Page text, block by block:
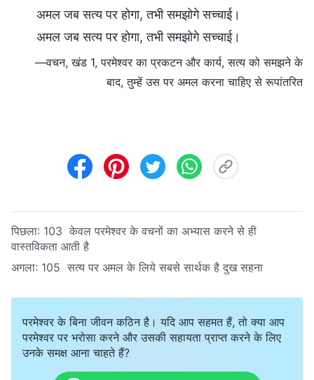
अमल जब सत्य पर होगा, तभी समझोगे सच्चाई।
अमल जब सत्य पर होगा, तभी समझोगे सच्चाई।
—वचन, खंड 1, परमेश्वर का प्रकटन और कार्य, सत्य को समझने के
बाद, तुम्हें उस पर अमल करना चाहिए से रूपांतरित
पिछला: 103 केवल परमेश्वर के वचनों का अभ्यास करने से ही
वास्तविकता आती है
अगला: 105 सत्य पर अमल के लिये सबसे सार्थक है दुख सहना
परमेश्वर के बिना जीवन कठिन है। यदि आप सहमत हैं, तो क्या आप
परमेश्वर पर भरोसा करने और उसकी सहायता प्राप्त करने के लिए
उनके समक्ष आना चाहते हैं?